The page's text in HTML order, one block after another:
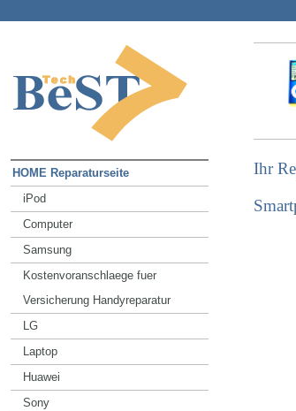
HOME Reparaturseite
iPod
Computer
Samsung
Kostenvoranschlaege fuer
Versicherung Handyreparatur
LG
Laptop
Huawei
Sony
Ihr